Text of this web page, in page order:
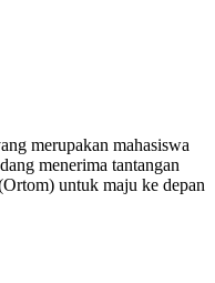
merupakan mahasiswa
menerima tantangan
untuk maju ke depan